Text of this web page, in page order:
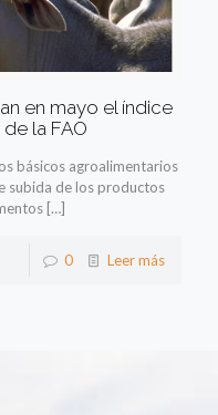
en mayo el índice
la FAO
básicos agroalimentarios
subida de los productos
[…]
0 Leer más